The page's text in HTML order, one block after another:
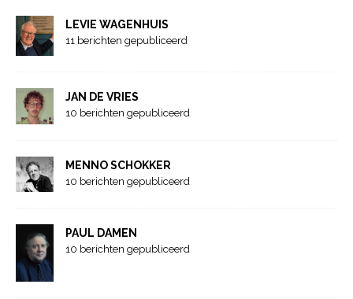
LEVIE WAGENHUIS
11 berichten gepubliceerd
JAN DE VRIES
10 berichten gepubliceerd
MENNO SCHOKKER
10 berichten gepubliceerd
PAUL DAMEN
10 berichten gepubliceerd